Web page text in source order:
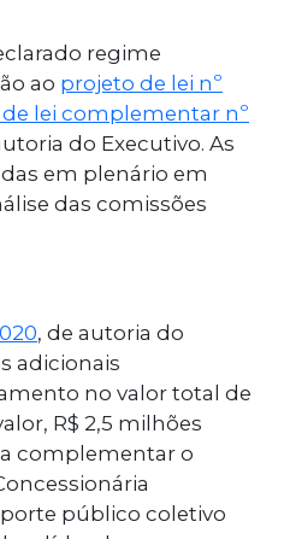
regime
ao projeto de lei nº
lei complementar nº
do Executivo. As
em plenário em
das comissões
, de autoria do
adicionais
no valor total de
R$ 2,5 milhões
complementar o
público coletivo